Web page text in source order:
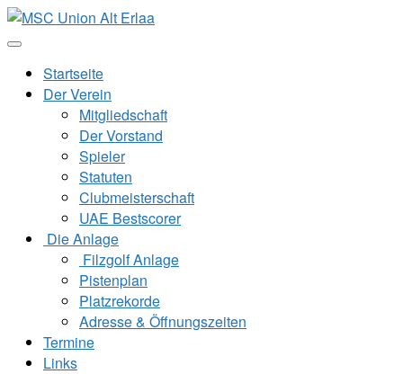
Zum
Inhalt
Startseite
Der Verein
Mitgliedschaft
Der Vorstand
Spieler
Statuten
Clubmeisterschaft
UAE Bestscorer
Die Anlage
Filzgolf Anlage
Pistenplan
Platzrekorde
Adresse & Öffnungszeiten
Termine
Links